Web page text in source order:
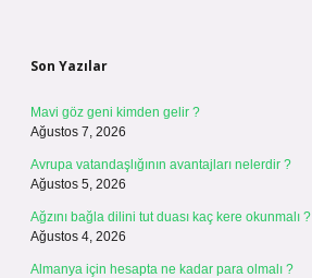
Son Yazılar
Mavi göz geni kimden gelir ?
Ağustos 7, 2026
Avrupa vatandaşlığının avantajları nelerdir ?
Ağustos 5, 2026
Ağzını bağla dilini tut duası kaç kere okunmalı ?
Ağustos 4, 2026
Almanya için hesapta ne kadar para olmalı ?